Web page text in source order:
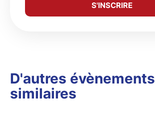
S'INSCRIRE
D'autres évènements
similaires